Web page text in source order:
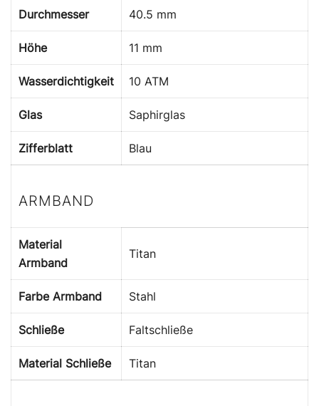
Durchmesser 40.5 mm
Höhe 11 mm
Wasserdichtigkeit 10 ATM
Glas Saphirglas
Zifferblatt Blau
ARMBAND
Material
Armband
Titan
Farbe Armband Stahl
Schließe Faltschließe
Material Schließe Titan